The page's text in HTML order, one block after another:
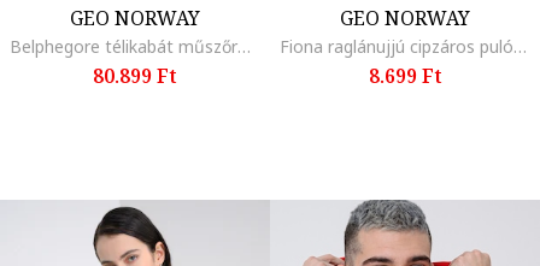
GEO NORWAY
Belphegore télikabát műszőrme szegéllyel, Piros/Fekete/Barna
80.899 Ft
GEO NORWAY
Fiona raglánujjú cipzáros pulóver kapucnival, Sötétszürke
8.699 Ft